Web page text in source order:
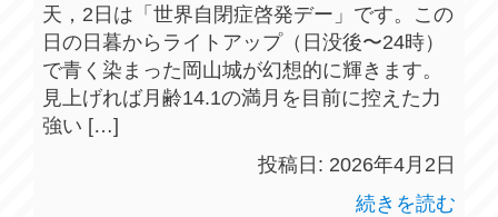
天，2日は「世界自閉症啓発デー」です。この
日の日暮からライトアップ（日没後〜24時）
で青く染まった岡山城が幻想的に輝きます。
見上げれば月齢14.1の満月を目前に控えた力
強い […]
投稿日: 2026年4月2日
続きを読む